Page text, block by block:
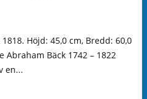
Höjd: 45,0 cm, Bredd: 60,0
Bäck 1742 – 1822
en...